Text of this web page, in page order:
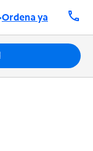
Ordena ya call